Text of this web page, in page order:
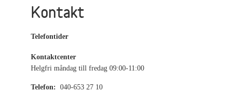
Kontakt
Telefontider
Kontaktcenter
Helgfri måndag till fredag 09:00-11:00
Telefon: 040-653 27 10